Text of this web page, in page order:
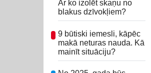
Ar ko izolēt skaņu no
blakus dzīvokļiem?
9 būtiski iemesli, kāpēc
makā neturas nauda. Kā
mainīt situāciju?